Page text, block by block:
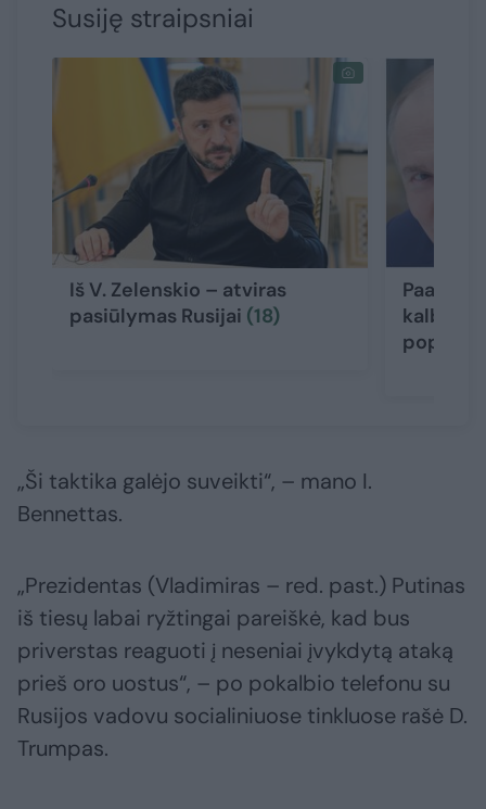
Susiję straipsniai
Iš V. Zelenskio – atviras
pasiūlymas Rusijai (18)
„Ši taktika galėjo suveikti“, – mano I.
Bennettas.
„Prezidentas (Vladimiras – red. past.) Putinas
iš tiesų labai ryžtingai pareiškė, kad bus
priverstas reaguoti į neseniai įvykdytą ataką
prieš oro uostus“, – po pokalbio telefonu su
Rusijos vadovu socialiniuose tinkluose rašė D.
Trumpas.